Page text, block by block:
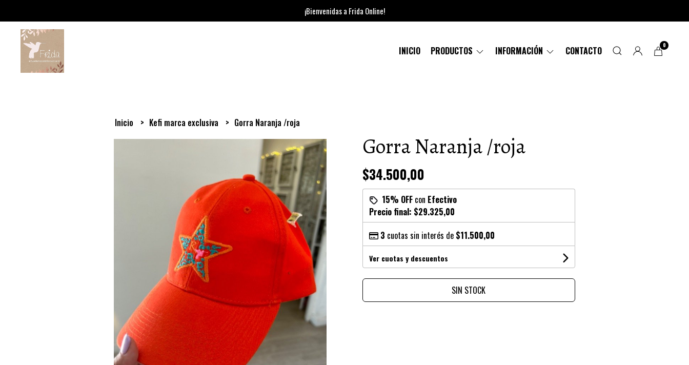
¡Bienvenidas a Frida Online!
INICIO PRODUCTOS INFORMACIÓN CONTACTO 0
Inicio Kefi marca exclusiva Gorra Naranja /roja
Gorra Naranja /roja
$34.500,00
15% OFFcon Efectivo
Precio final: $29.325,00
3 cuotas sin interés de $11.500,00
Ver cuotas y descuentos
SIN STOCK